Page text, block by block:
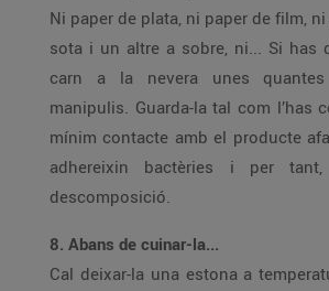
Ni paper de plata, ni paper de film,
sota i un altre a sobre, ni... Si has
carn a la nevera unes
manipulis. Guarda-la tal com l’has
mínim contacte amb el producte
adhereixin bactèries i per tant,
descomposició.
8. Abans de cuinar-la...
Cal deixar-la una estona a